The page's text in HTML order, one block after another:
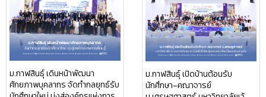
ม.กาฬสินธุ์ เดินหน้าพัฒนา
ศักยภาพบุคลากร จัดทำกลยุทธ์รับ
ม.กาฬสินธุ์ เปิดบ้านต้อนรับ
นักศึกษา–คณาจารย์